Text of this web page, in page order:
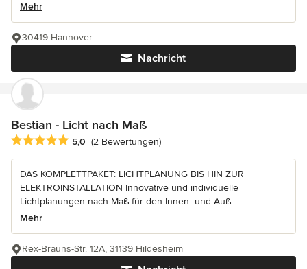
Mehr
Nachricht
30419 Hannover
Bestian - Licht nach Maß
Durchschnittliche Bewertung: 5 von 5 Sternen
5,0 (2 Bewertungen)
DAS KOMPLETTPAKET: LICHTPLANUNG BIS HIN ZUR
ELEKTROINSTALLATION Innovative und individuelle
Lichtplanungen nach Maß für den Innen- und Auß...
Mehr
Rex-Brauns-Str. 12A, 31139 Hildesheim